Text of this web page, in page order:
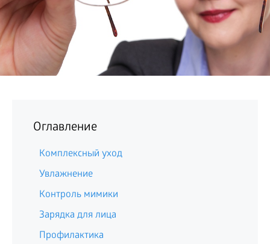
Оглавление
Комплексный уход
Увлажнение
Контроль мимики
Зарядка для лица
Профилактика